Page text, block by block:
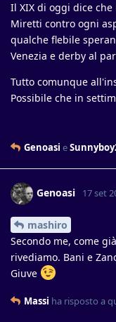
Il XIX di oggi dice
Miretti contro ogni
qualche flebile
Venezia e derby al
Tutto comunque
Possibile che in
Genoasi e
Genoasi 17 set
mashiro
Secondo me, come
rivediamo. Bani e
Giuve
Massi ha risposto a